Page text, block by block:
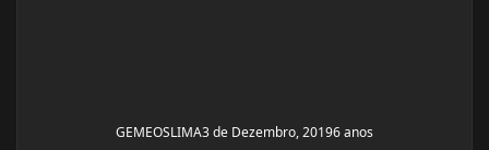
GEMEOSLIMA3 de Dezembro, 20196 anos